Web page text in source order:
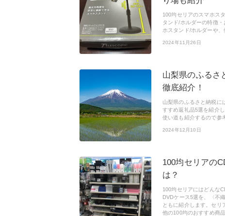
100均セリアのスマホス
タンド/ホルダーの特徴
ホスタンド/ホルダーや
2024年11月26日
山梨県のふるさ
徹底紹介！
山梨県のふるさと納税に
すすめ返礼品5選を紹介
使い道も紹介するので参
2024年12月10日
100均セリアの
は？
100均セリアにはどんな
DVDケース5選を、〈不
ともに紹介します。セリ
他の100均のおすすめ商